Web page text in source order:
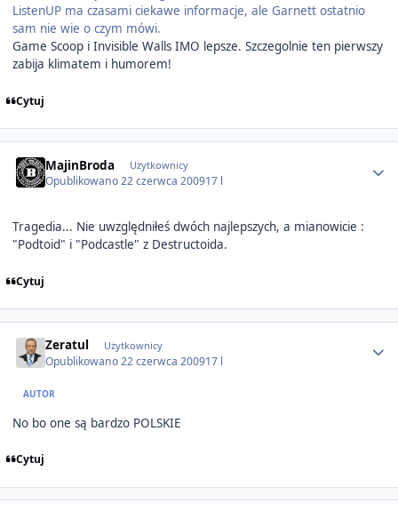
ListenUP ma czasami ciekawe informacje, ale Garnett ostatnio
sam nie wie o czym mówi.
Game Scoop i Invisible Walls IMO lepsze. Szczegolnie ten pierwszy
zabija klimatem i humorem!
Cytuj
MajinBroda Użytkownicy
Opublikowano22 czerwca 200917 l
Tragedia... Nie uwzględniłeś dwóch najlepszych, a mianowicie :
"Podtoid" i "Podcastle" z Destructoida.
Cytuj
Zeratul Użytkownicy
Opublikowano22 czerwca 200917 l
AUTOR
No bo one są bardzo POLSKIE
Cytuj